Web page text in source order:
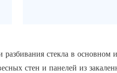
стекла в основном
стен и панелей из